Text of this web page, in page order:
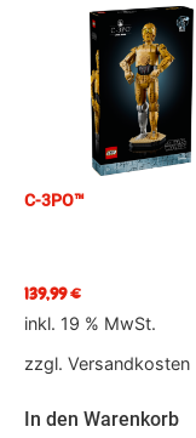
C-3PO™
139,99€
inkl. 19 % MwSt.
zzgl. Versandkosten
In den Warenkorb